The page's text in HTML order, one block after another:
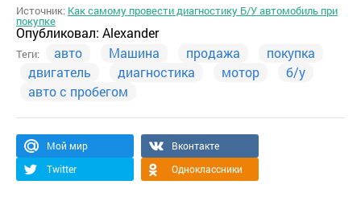
Источник: Как самому провести диагностику Б/У автомобиль при
покупке
Опубликовал: Alexander
Теги: авто Машина продажа
покупка
двигатель
диагностика мотор
б/у
авто с пробегом
Мой мир
Вконтакте
Twitter
Одноклассники